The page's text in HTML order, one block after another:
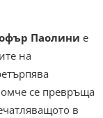
Паолини е
на
се превръща
в